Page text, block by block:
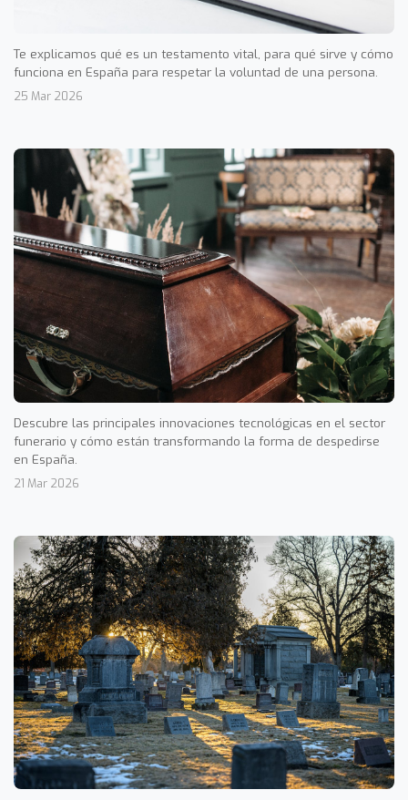
Te explicamos qué es un testamento vital, para qué sirve y cómo
funciona en España para respetar la voluntad de una persona.
25 Mar 2026
Descubre las principales innovaciones tecnológicas en el sector
funerario y cómo están transformando la forma de despedirse
en España.
21 Mar 2026